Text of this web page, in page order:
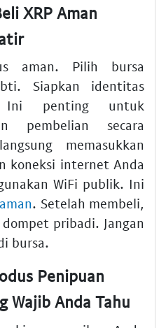
XRP Aman
aman. Pilih bursa
Siapkan identitas
Ini penting untuk
pembelian secara
memasukkan
koneksi internet Anda
WiFi publik. Ini
. Setelah membeli,
pribadi. Jangan
bursa.
Penipuan
Wajib Anda Tahu